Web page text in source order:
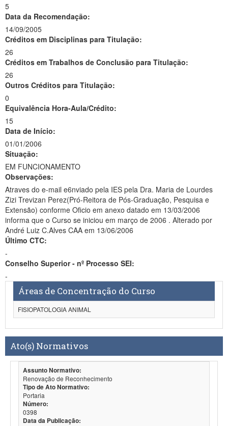
5
Data da Recomendação:
14/09/2005
Créditos em Disciplinas para Titulação:
26
Créditos em Trabalhos de Conclusão para Titulação:
26
Outros Créditos para Titulação:
0
Equivalência Hora-Aula/Crédito:
15
Data de Início:
01/01/2006
Situação:
EM FUNCIONAMENTO
Observações:
Atraves do e-mail e6nviado pela IES pela Dra. Maria de Lourdes
Zizi Trevizan Perez(Pró-Reitora de Pós-Graduação, Pesquisa e
Extensão) conforme Oficio em anexo datado em 13/03/2006
informa que o Curso se iniciou em março de 2006 . Alterado por
André Luiz C.Alves CAA em 13/06/2006
Último CTC:
-
Conselho Superior - nº Processo SEI:
-
Áreas de Concentração do Curso
FISIOPATOLOGIA ANIMAL
Ato(s) Normativos
Assunto Normativo:
Renovação de Reconhecimento
Tipo de Ato Normativo:
Portaria
Número:
0398
Data da Publicação: